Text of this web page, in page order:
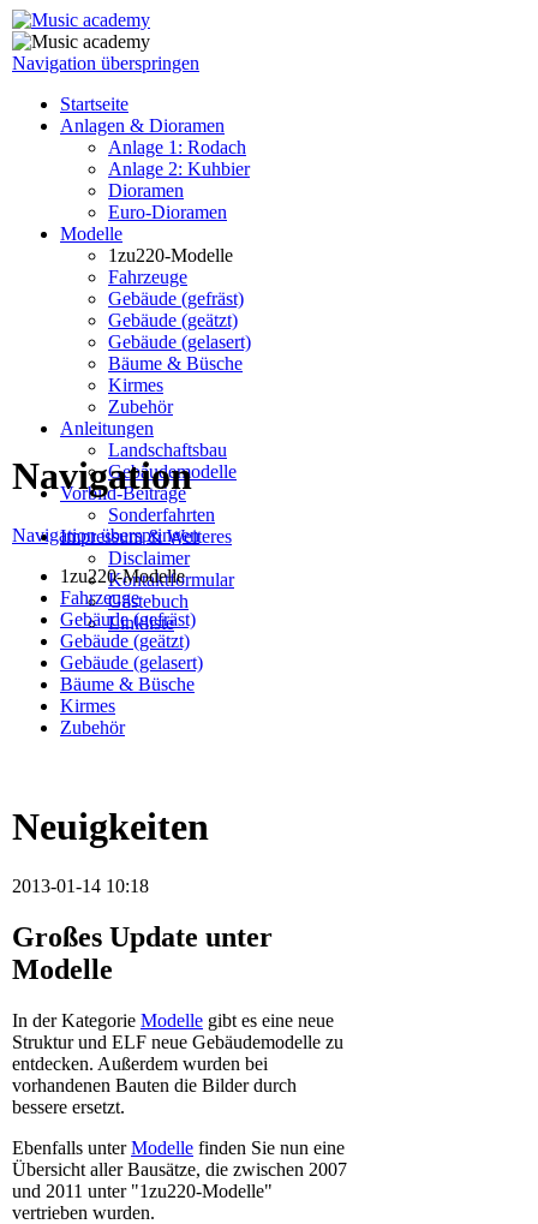
Navigation überspringen
Startseite
Anlagen & Dioramen
Anlage 1: Rodach
Anlage 2: Kuhbier
Dioramen
Euro-Dioramen
Modelle
1zu220-Modelle
Fahrzeuge
Gebäude (gefräst)
Gebäude (geätzt)
Gebäude (gelasert)
Bäume & Büsche
Kirmes
Zubehör
Anleitungen
Landschaftsbau
Gebäudemodelle
Vorbild-Beiträge
Sonderfahrten
Impressum & Weiteres
Disclaimer
Kontaktformular
Gästebuch
Linkliste
Navigation
Navigation überspringen
1zu220-Modelle
Fahrzeuge
Gebäude (gefräst)
Gebäude (geätzt)
Gebäude (gelasert)
Bäume & Büsche
Kirmes
Zubehör
Neuigkeiten
2013-01-14 10:18
Großes Update unter
Modelle
In der Kategorie Modelle gibt es eine neue
Struktur und ELF neue Gebäudemodelle zu
entdecken. Außerdem wurden bei
vorhandenen Bauten die Bilder durch
bessere ersetzt.
Ebenfalls unterModelle finden Sie nun eine
Übersicht aller Bausätze, die zwischen 2007
und 2011 unter "1zu220-Modelle"
vertrieben wurden.